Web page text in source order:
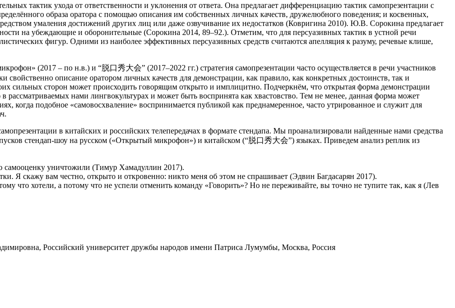
тактик ухода от ответственности и уклонения от ответа. Она предлагает дифференциацию тактик самопрезентации с
образа оратора с помощью описания им собственных личных качеств, дружелюбного поведения; и косвенных,
умаления достижений других лиц или даже озвучивание их недостатков (Ковригина 2010). Ю.В. Сорокина предлагает
на убеждающие и оборонительные (Сорокина 2014, 89–92.). Отметим, что для персуазивных тактик в устной речи
фигур. Одними из наиболее эффективных персуазивных средств считаются апелляция к разуму, речевые клише,
(2017 – по н.в.) и “脱口秀大会” (2017–2022 гг.) стратегия самопрезентации часто осуществляется в речи участников
свойственно описание оратором личных качеств для демонстрации, как правило, как конкретных достоинств, так и
сильных сторон может происходить говорящим открыто и имплицитно. Подчеркнём, что открытая форма демонстрации
рассматриваемых нами лингвокультурах и может быть воспринята как хвастовство. Тем не менее, данная форма может
когда подобное «самовосхваление» воспринимается публикой как преднамеренное, часто утрированное и служит для
в китайских и российских телепередачах в формате стендапа. Мы проанализировали найденные нами средства
стендап-шоу на русском («Открытый микрофон») и китайском (“脱口秀大会”) языках. Приведем анализ реплик из
самооценку уничтожили (Тимур Хамадуллин 2017).
Я скажу вам честно, открыто и откровенно: никто меня об этом не спрашивает (Эдвин Багдасарян 2017).
что хотели, а потому что не успели отменить команду «Говорить»? Но не переживайте, вы точно не тупите так, как я (Лев
Российский университет дружбы народов имени Патриса Лумумбы, Москва, Россия